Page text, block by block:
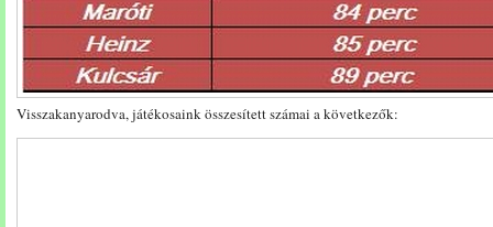
Visszakanyarodva, játékosaink összesített számai a következők: